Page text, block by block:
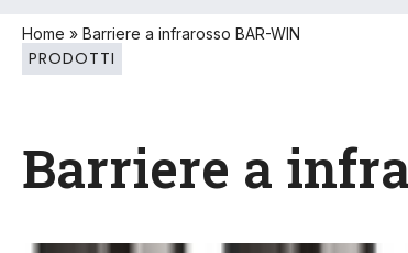
Home » Barriere a infrarosso BAR-WIN
PRODOTTI
Barriere a